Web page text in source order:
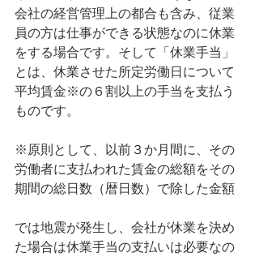
会社の経営管理上の都合も含み、従業
員の方は仕事ができる状態なのに休業
をする場合です。そして「休業手当」
とは、休業させた所定労働日について
平均賃金※の６割以上の手当を支払う
ものです。
※原則として、以前３か月間に、その
労働者に支払われた賃金の総額をその
期間の総日数（暦日数）で除した金額
では地震が発生し、会社が休業を決め
た場合は休業手当の支払いは必要なの